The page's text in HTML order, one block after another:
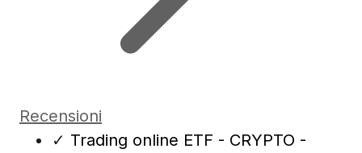
Recensioni
✓ Trading online ETF - CRYPTO -